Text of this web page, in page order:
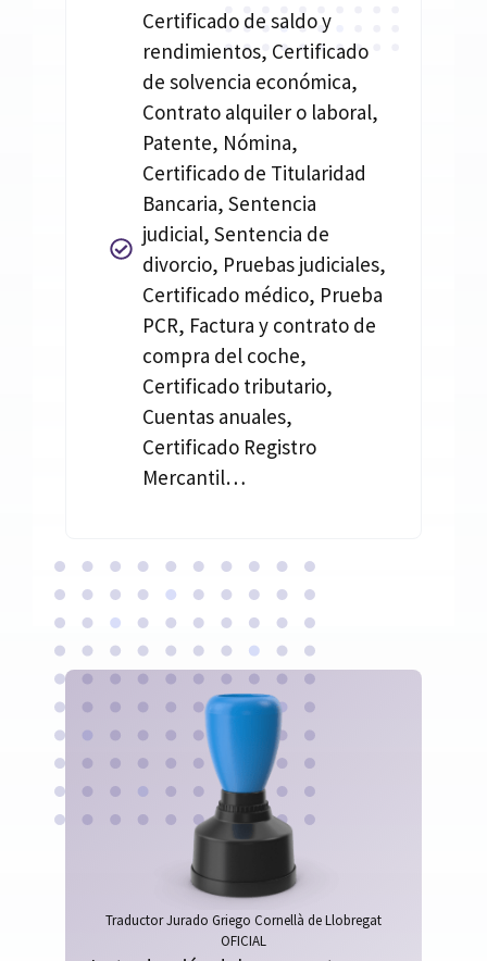
Certificado de saldo y
rendimientos, Certificado
de solvencia económica,
Contrato alquiler o laboral,
Patente, Nómina,
Certificado de Titularidad
Bancaria, Sentencia
judicial, Sentencia de
divorcio, Pruebas judiciales,
Certificado médico, Prueba
PCR, Factura y contrato de
compra del coche,
Certificado tributario,
Cuentas anuales,
Certificado Registro
Mercantil…
Traductor Jurado Griego Cornellà de Llobregat
OFICIAL